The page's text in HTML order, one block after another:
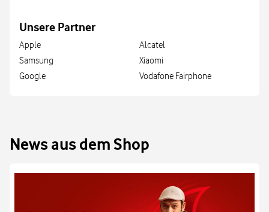
Unsere Partner
Apple
Samsung
Google
Alcatel
Xiaomi
Vodafone Fairphone
News aus dem Shop